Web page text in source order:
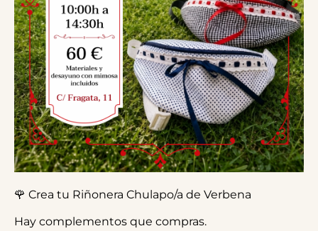
🌹 Crea tu Riñonera Chulapo/a de Verbena
Hay complementos que compras.